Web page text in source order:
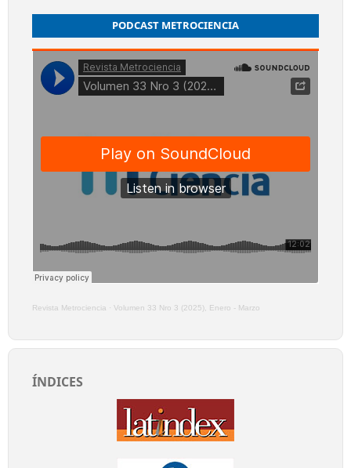
PODCAST METROCIENCIA
Revista Metrociencia · Volumen 33 Nro 3 (2025), Enero - Marzo
ÍNDICES